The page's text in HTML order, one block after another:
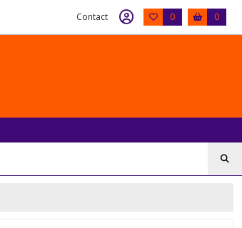
Contact 0 0